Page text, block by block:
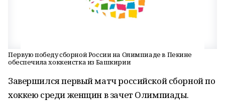
Первую победу сборной России на Олимпиаде в Пекине
обеспечила хоккеистка из Башкирии
Завершился первый матч российской сборной по
хоккею среди женщин в зачет Олимпиады.